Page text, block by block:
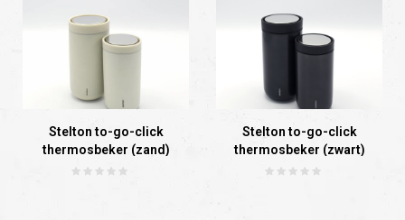
Stelton to-go-click
thermosbeker (zand)
Stelton to-go-click
thermosbeker (zwart)